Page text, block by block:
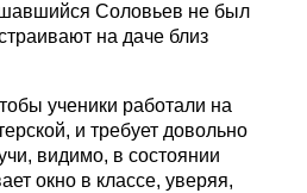
Соловьев не был
на даче близ
ученики работали на
и требует довольно
видимо, в состоянии
окно в классе, уверяя,